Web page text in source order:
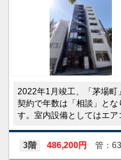
2022年1月竣工、「茅場町
契約で年数は「相談」と
す。室内設備としてはエ
3階 486,200円 管：